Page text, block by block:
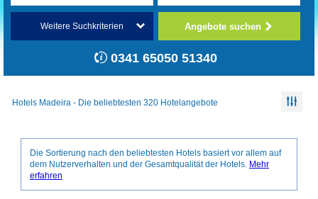
Weitere Suchkriterien Angebote suchen
0341 65050 51340
Hotels Madeira - Die beliebtesten 320 Hotelangebote
Die Sortierung nach den beliebtesten Hotels basiert vor allem auf
dem Nutzerverhalten und der Gesamtqualität der Hotels. Mehr
erfahren